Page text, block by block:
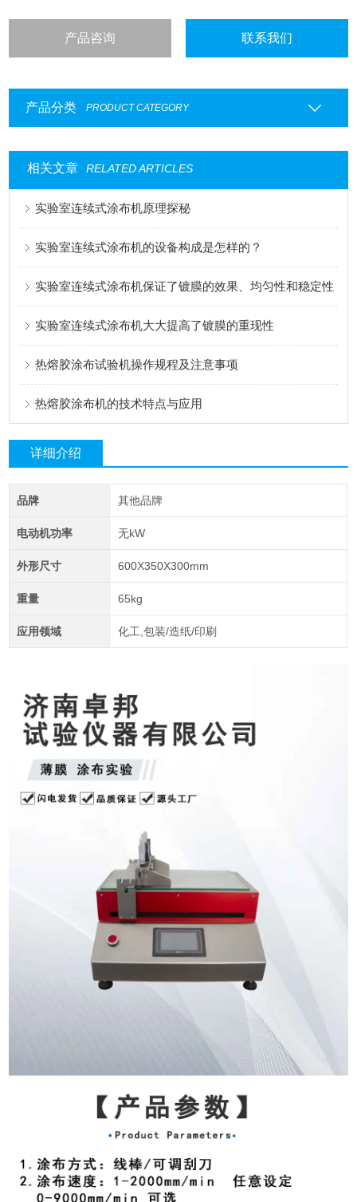
产品咨询 联系我们
产品分类 PRODUCT CATEGORY
相关文章 RELATED ARTICLES
实验室连续式涂布机原理探秘
实验室连续式涂布机的设备构成是怎样的？
实验室连续式涂布机保证了镀膜的效果、均匀性和稳定性
实验室连续式涂布机大大提高了镀膜的重现性
热熔胶涂布试验机操作规程及注意事项
热熔胶涂布机的技术特点与应用
详细介绍
品牌 其他品牌
电动机功率 无kW
外形尺寸 600X350X300mm
重量 65kg
应用领域 化工,包装/造纸/印刷